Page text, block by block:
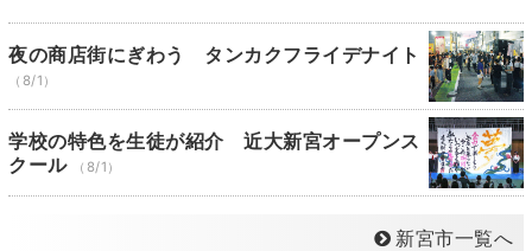
夜の商店街にぎわう タンカクフライデナイト
（8/1）
学校の特色を生徒が紹介 近大新宮オープンス
クール
（8/1）
新宮市一覧へ